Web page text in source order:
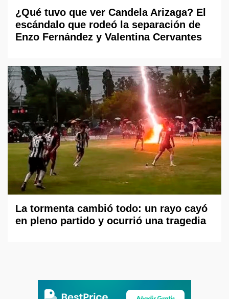
¿Qué tuvo que ver Candela Arizaga? El
escándalo que rodeó la separación de
Enzo Fernández y Valentina Cervantes
La tormenta cambió todo: un rayo cayó
en pleno partido y ocurrió una tragedia